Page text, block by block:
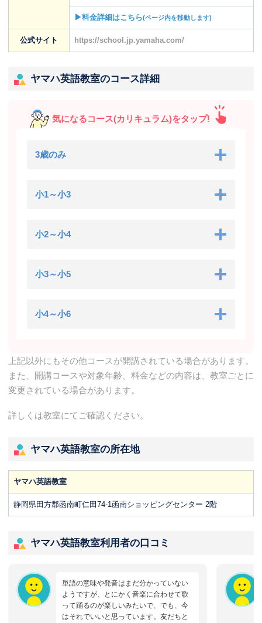
▶料金詳細はこちら(ページ内を移動します)
公式サイト https://school.jp.yamaha.com/
ヤマハ英語教室のコース詳細
気になるコース(カリキュラム)をタップ!
3歳のみ
小1～小3
小2～小4
小3～小5
小4～小6
上記以外にもその他コースが開講されている場合があります。
また、開講コースや対象年齢、料金などの内容は、教室ごとに
変更されている場合があります。
詳しくは教室にてご確認ください。
ヤマハ英語教室の所在地
ヤマハ英語教室
静岡県田方郡函南町仁田74-1函南ショッピングセンター 2階
ヤマハ英語教室利用者の口コミ
単語の意味や発音はまだ分かっていない
ようですが、とにかく音楽に合わせて歌
って踊るのが楽しいみたいで、でも、今
はそれでいいと思っています。友だちと